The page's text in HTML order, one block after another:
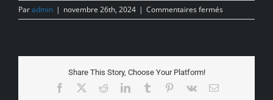
Paradmin | novembre 26th, 2024 | Commentaires ferméssur
Puis-
pour
Share This Story, Choose Your Platform!
Facebook RedditLinkedInTumblr Pinterest
Vk Email